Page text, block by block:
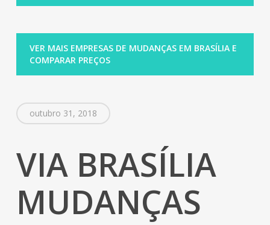
VER MAIS EMPRESAS DE MUDANÇAS EM BRASÍLIA E
COMPARAR PREÇOS
outubro 31, 2018
VIA BRASÍLIA
MUDANÇAS